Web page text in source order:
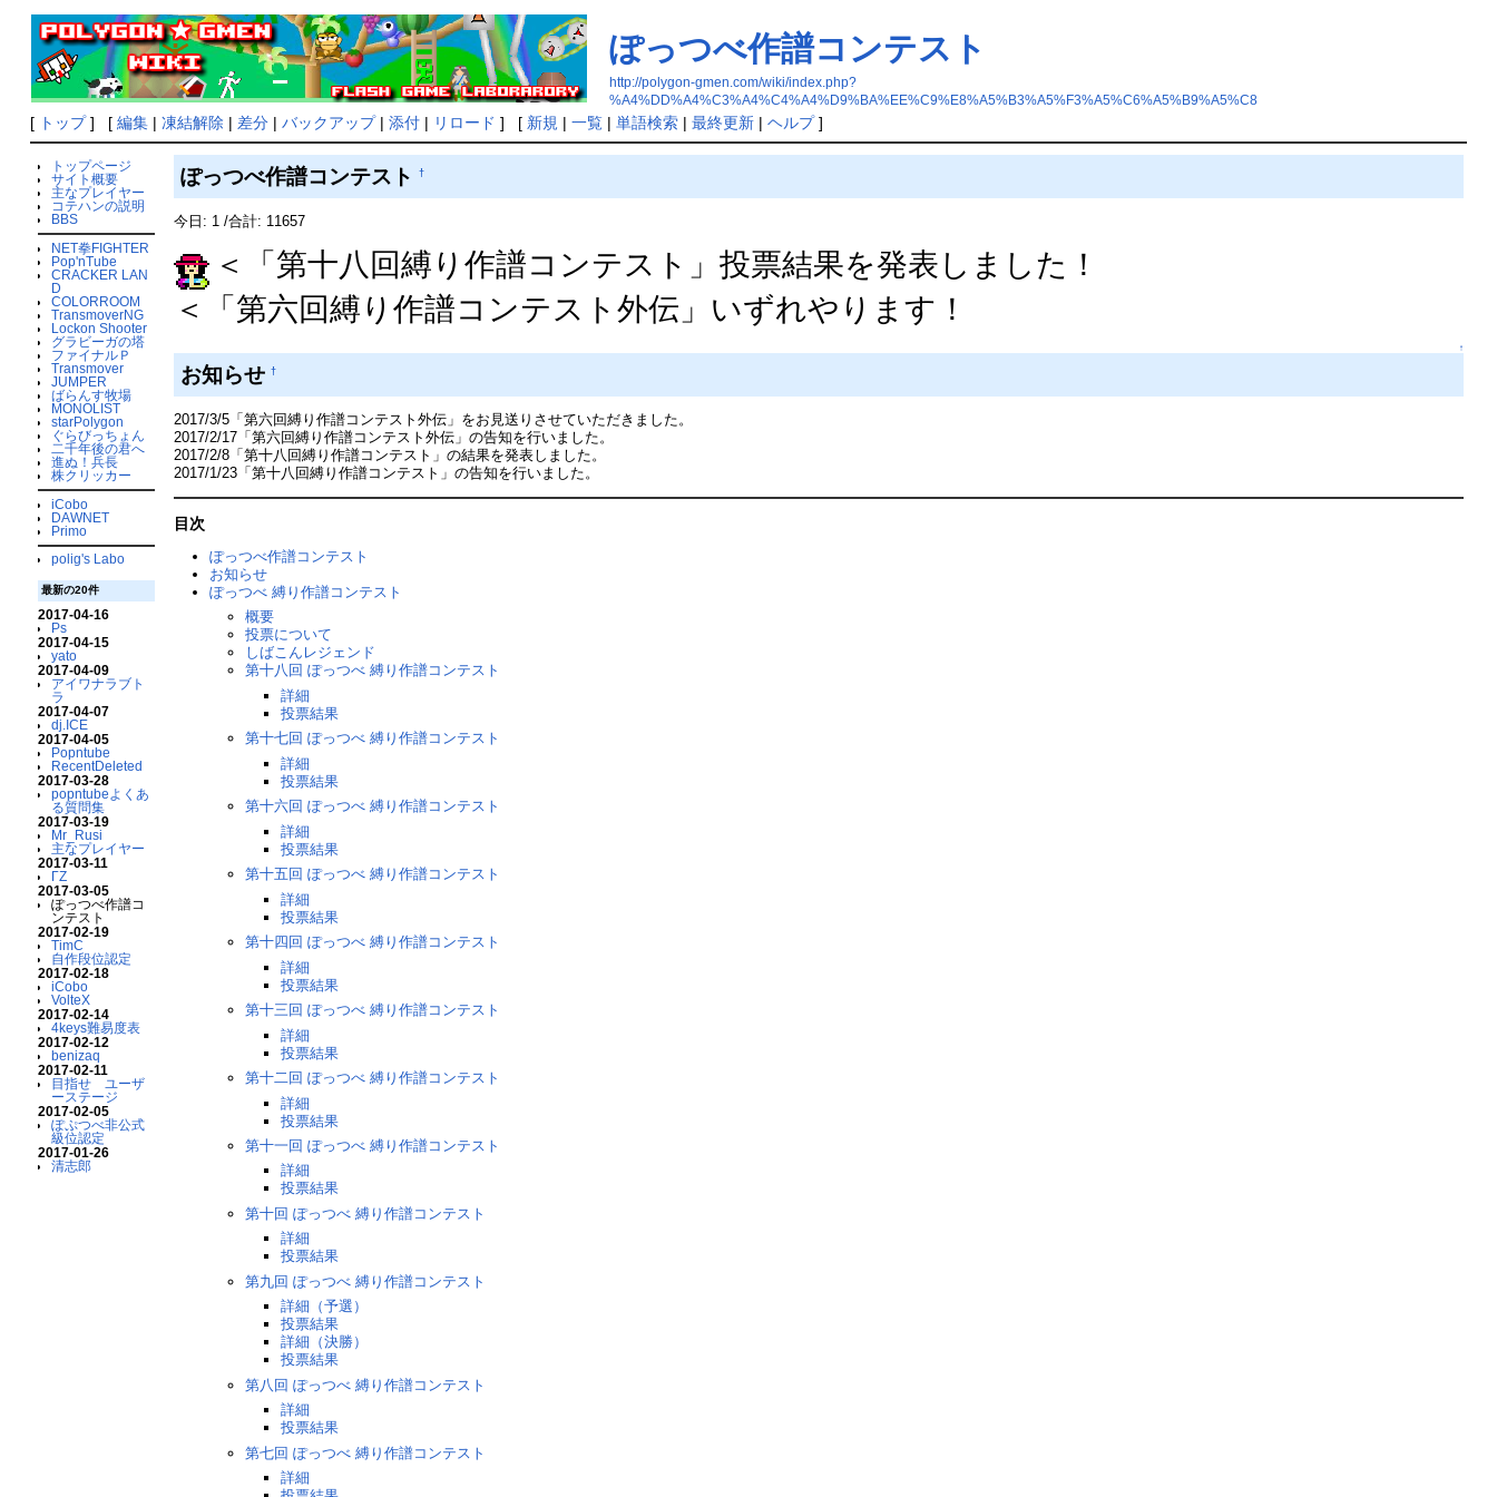
ぽっつべ作譜コンテスト
http://polygon-gmen.com/wiki/index.php?
%A4%DD%A4%C3%A4%C4%A4%D9%BA%EE%C9%E8%A5%B3%A5%F3%A5%C6%A5%B9%A5%C8
[ トップ] [ 編集| 凍結解除 | 差分| バックアップ| 添付| リロード ] [ 新規 | 一覧| 単語検索| 最終更新| ヘルプ]
トップページ
サイト概要
主なプレイヤー
コテハンの説明
BBS
NET拳FIGHTER
Pop'nTube
CRACKER LAN
D
COLORROOM
TransmoverNG
Lockon Shooter
グラビーガの塔
ファイナルＰ
Transmover
JUMPER
ばらんす牧場
MONOLIST
starPolygon
ぐらびっちょん
二千年後の君へ
進ぬ！兵長
株クリッカー
iCobo
DAWNET
Primo
polig's Labo
最新の20件
2017-04-16
Ps
2017-04-15
yato
2017-04-09
アイワナラブト
ラ
2017-04-07
dj.ICE
2017-04-05
Popntube
RecentDeleted
2017-03-28
popntubeよくあ
る質問集
2017-03-19
Mr_Rusi
主なプレイヤー
2017-03-11
ΓΖ
2017-03-05
ぽっつべ作譜コ
ンテスト
2017-02-19
TimC
自作段位認定
2017-02-18
iCobo
VolteX
2017-02-14
4keys難易度表
2017-02-12
benizaq
2017-02-11
目指せ ユーザ
ーステージ
2017-02-05
ぽぷつべ非公式
級位認定
2017-01-26
清志郎
ぽっつべ作譜コンテスト†
今日: 1 /合計: 11657
＜「第十八回縛り作譜コンテスト」投票結果を発表しました！
＜「第六回縛り作譜コンテスト外伝」いずれやります！
↑
お知らせ†
2017/3/5「第六回縛り作譜コンテスト外伝」をお見送りさせていただきました。
2017/2/17「第六回縛り作譜コンテスト外伝」の告知を行いました。
2017/2/8「第十八回縛り作譜コンテスト」の結果を発表しました。
2017/1/23「第十八回縛り作譜コンテスト」の告知を行いました。
目次
ぽっつべ作譜コンテスト
お知らせ
ぽっつべ 縛り作譜コンテスト
概要
投票について
しばこんレジェンド
第十八回 ぽっつべ 縛り作譜コンテスト
詳細
投票結果
第十七回 ぽっつべ 縛り作譜コンテスト
詳細
投票結果
第十六回 ぽっつべ 縛り作譜コンテスト
詳細
投票結果
第十五回 ぽっつべ 縛り作譜コンテスト
詳細
投票結果
第十四回 ぽっつべ 縛り作譜コンテスト
詳細
投票結果
第十三回 ぽっつべ 縛り作譜コンテスト
詳細
投票結果
第十二回 ぽっつべ 縛り作譜コンテスト
詳細
投票結果
第十一回 ぽっつべ 縛り作譜コンテスト
詳細
投票結果
第十回 ぽっつべ 縛り作譜コンテスト
詳細
投票結果
第九回 ぽっつべ 縛り作譜コンテスト
詳細（予選）
投票結果
詳細（決勝）
投票結果
第八回 ぽっつべ 縛り作譜コンテスト
詳細
投票結果
第七回 ぽっつべ 縛り作譜コンテスト
詳細